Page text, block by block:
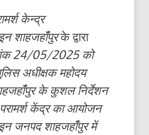
केन्द्र
शाहजहांँपुरके द्वारा
24/05/2025 को
अधीक्षक महोदय
के कुशल निर्देशन
परामर्श केंद्र का आयोजन
जनपद शाहजहांँपुर में